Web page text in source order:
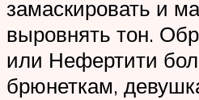
замаскировать и
выровнять тон.
или Нефертити
брюнеткам,